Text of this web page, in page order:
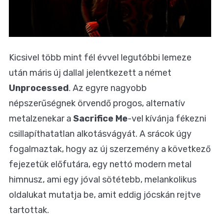
Kicsivel több mint fél évvel legutóbbi lemeze
után máris új dallal jelentkezett a német
Unprocessed. Az egyre nagyobb
népszerűségnek örvendő progos, alternatív
metalzenekar a Sacrifice Me-vel kívánja fékezni
csillapíthatatlan alkotásvágyát. A srácok úgy
fogalmaztak, hogy az új szerzemény a következő
fejezetük előfutára, egy nettó modern metal
himnusz, ami egy jóval sötétebb, melankolikus
oldalukat mutatja be, amit eddig jócskán rejtve
tartottak.